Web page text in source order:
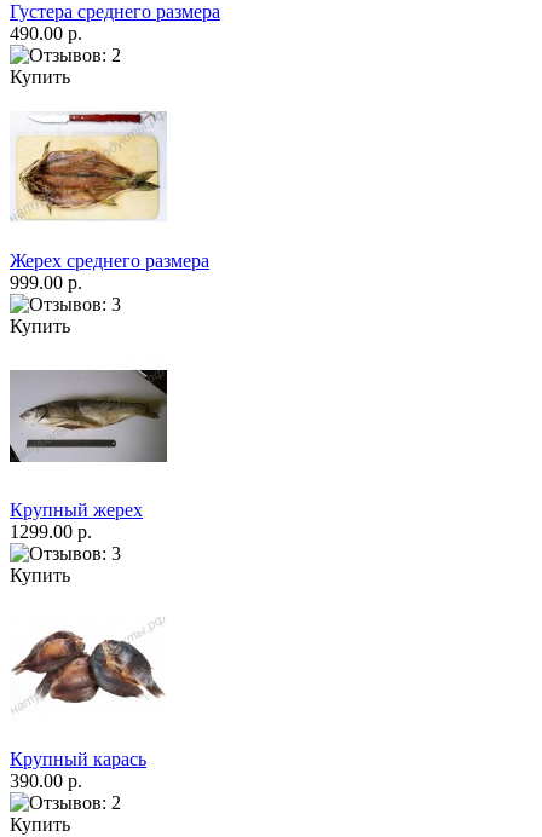
Густера среднего размера
490.00 р.
Купить
Жерех среднего размера
999.00 р.
Купить
Крупный жерех
1299.00 р.
Купить
Крупный карась
390.00 р.
Купить